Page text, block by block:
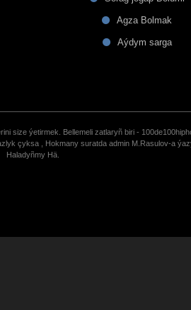
Agza Bolmak
Aýdym sarga
size ýetirmek. Bellemeli zatlaryñ biri -
çyksa , Hokmany suratda admin M.Rasulov-a
Haladyñmy Hä.